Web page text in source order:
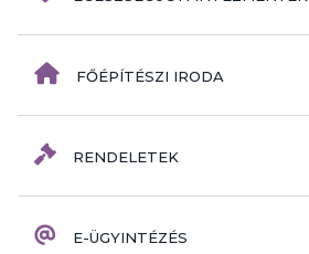
FŐÉPÍTÉSZI IRODA
RENDELETEK
E-ÜGYINTÉZÉS